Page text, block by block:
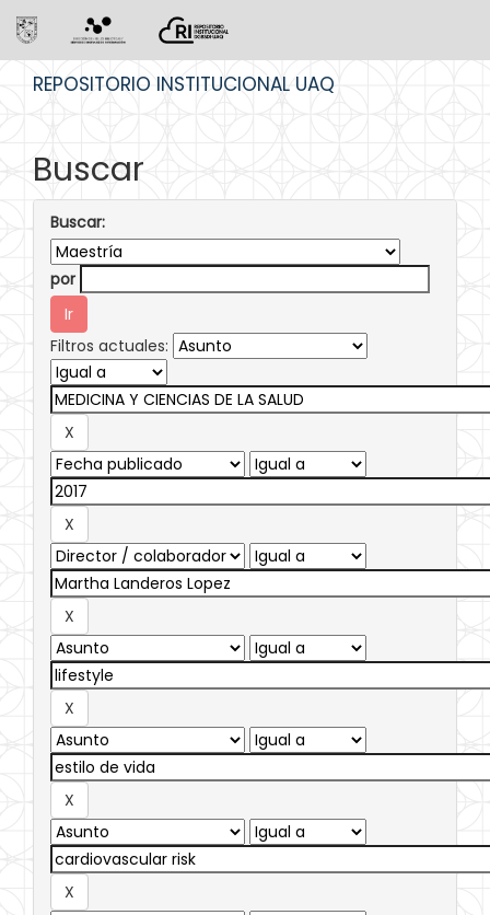
REPOSITORIO INSTITUCIONAL UAQ
Buscar
Buscar:
por
Filtros actuales: